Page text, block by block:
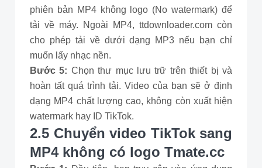
phiên bản MP4 không logo (No watermark) để
tải về máy. Ngoài MP4, ttdownloader.com còn
cho phép tải về dưới dạng MP3 nếu bạn chỉ
muốn lấy nhạc nền.
Bước 5: Chọn thư mục lưu trữ trên thiết bị và
hoàn tất quá trình tải. Video của bạn sẽ ở định
dạng MP4 chất lượng cao, không còn xuất hiện
watermark hay ID TikTok.
2.5 Chuyển video TikTok sang
MP4 không có logo Tmate.cc